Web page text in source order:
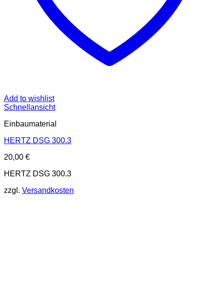
Add to wishlist
Schnellansicht
Einbaumaterial
HERTZ DSG 300.3
20,00 €
HERTZ DSG 300.3
zzgl. Versandkosten